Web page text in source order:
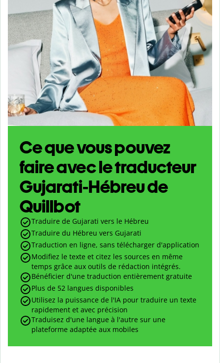
Ce que vous pouvez
faire avec le traducteur
Gujarati-Hébreu de
Quillbot
Traduire de Gujarati vers le Hébreu
Traduire du Hébreu vers Gujarati
Traduction en ligne, sans télécharger d'application
Modifiez le texte et citez les sources en même
temps grâce aux outils de rédaction intégrés.
Bénéficier d'une traduction entièrement gratuite
Plus de 52 langues disponibles
Utilisez la puissance de l'IA pour traduire un texte
rapidement et avec précision
Traduisez d'une langue à l'autre sur une
plateforme adaptée aux mobiles